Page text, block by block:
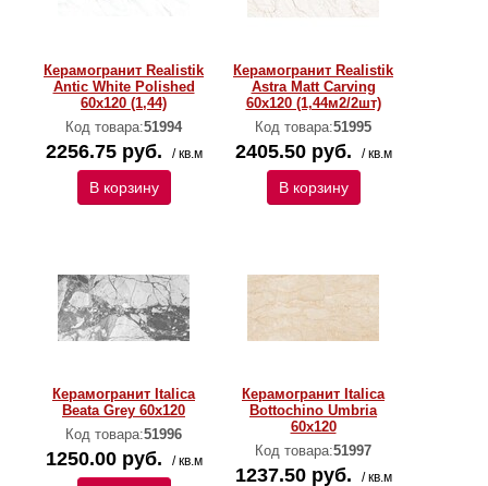
Керамогранит Realistik
Antic White Polished
60x120 (1,44)
Код товара:51994
2256.75 руб. / кв.м
В корзину
Керамогранит Realistik
Astra Matt Carving
60x120 (1,44м2/2шт)
Код товара:51995
2405.50 руб. / кв.м
В корзину
Керамогранит Italica
Beata Grey 60x120
Код товара:51996
1250.00 руб. / кв.м
Керамогранит Italica
Bottochino Umbria
60x120
Код товара:51997
1237.50 руб. / кв.м